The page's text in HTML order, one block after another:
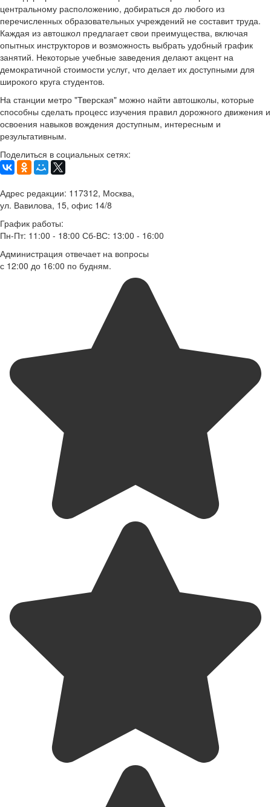
центральному расположению, добираться до любого из
перечисленных образовательных учреждений не составит труда.
Каждая из автошкол предлагает свои преимущества, включая
опытных инструкторов и возможность выбрать удобный график
занятий. Некоторые учебные заведения делают акцент на
демократичной стоимости услуг, что делает их доступными для
широкого круга студентов.
На станции метро "Тверская" можно найти автошколы, которые
способны сделать процесс изучения правил дорожного движения и
освоения навыков вождения доступным, интересным и
результативным.
Поделиться в социальных сетях:
Адрес редакции: 117312, Москва,
ул. Вавилова, 15, офис 14/8
График работы:
Пн-Пт: 11:00 - 18:00 Сб-ВС: 13:00 - 16:00
Администрация отвечает на вопросы
с 12:00 до 16:00 по будням.